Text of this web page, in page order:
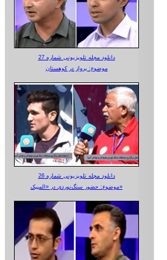
دانلود مجله تلویزیونی شماره 27
موضوع: پرواز در کوهستان
دانلود مجله تلویزیونی شماره 26
موضوع: حضور سنگ‌نوردی در «المپیک»